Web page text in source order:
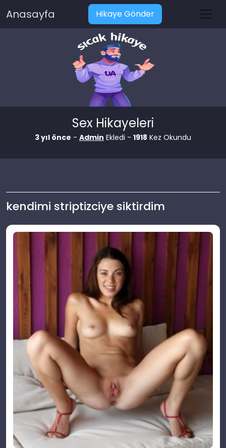
Anasayfa Hikaye Gönder
Sex Hikayeleri
3 yıl önce - Admin Ekledi - 1918 Kez Okundu
kendimi striptizciye siktirdim